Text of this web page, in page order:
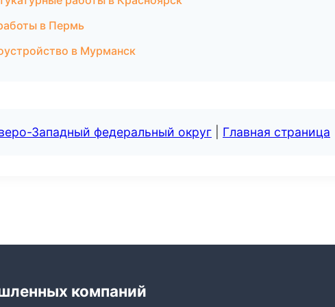
в Пермь
в Мурманск
Западный федеральный округ Главная страница
компаний